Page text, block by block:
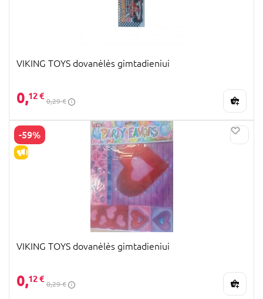
VIKING TOYS dovanėlės gimtadieniui
0,12 €
0,29 €
-59%
IŠPARDAVIMAS
VIKING TOYS dovanėlės gimtadieniui
0,12 €
0,29 €